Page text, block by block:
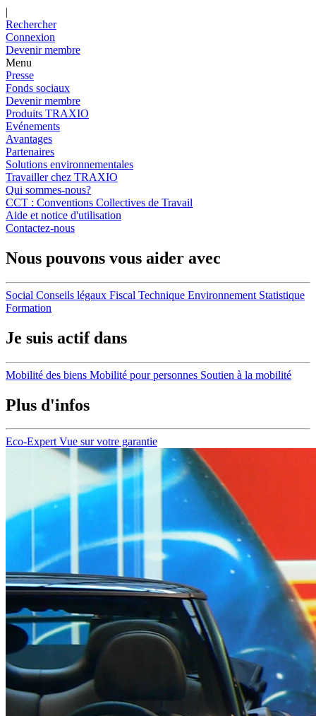
|
Rechercher
Connexion
Devenir membre
Menu
Presse
Fonds sociaux
Devenir membre
Produits TRAXIO
Evénements
Avantages
Partenaires
Solutions environnementales
Travailler chez TRAXIO
Qui sommes-nous?
CCT : Conventions Collectives de Travail
Aide et notice d'utilisation
Contactez-nous
Nous pouvons vous aider avec
Social Conseils légaux Fiscal Technique Environnement Statistique
Formation
Je suis actif dans
Mobilité des biens Mobilité pour personnes Soutien à la mobilité
Plus d'infos
Eco-Expert Vue sur votre garantie